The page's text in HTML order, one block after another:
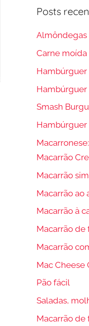
Posts
Almôndegas
Carne
Hambúrguer
Hambúrguer
Smash
Hambúrguer
Macarrão
Macarrão
Macarrão ao
Macarrão à
Macarrão de
Macarrão
Mac Cheese
Pão fácil
Saladas,
Macarrão de